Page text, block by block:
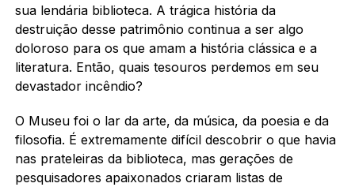
sua lendária biblioteca. A trágica história da
destruição desse patrimônio continua a ser algo
doloroso para os que amam a história clássica e a
literatura. Então, quais tesouros perdemos em seu
devastador incêndio?
O Museu foi o lar da arte, da música, da poesia e da
filosofia. É extremamente difícil descobrir o que havia
nas prateleiras da biblioteca, mas gerações de
pesquisadores apaixonados criaram listas de